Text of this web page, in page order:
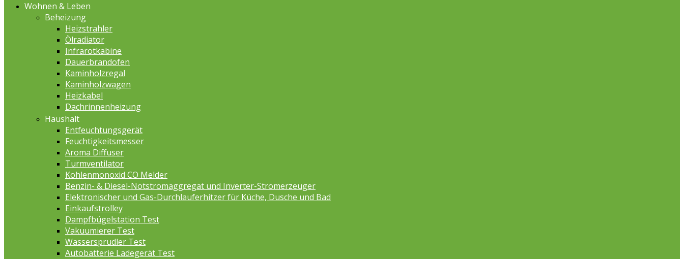
Wohnen & Leben
Beheizung
Heizstrahler
Ölradiator
Infrarotkabine
Dauerbrandofen
Kaminholzregal
Kaminholzwagen
Heizkabel
Dachrinnenheizung
Haushalt
Entfeuchtungsgerät
Feuchtigkeitsmesser
Aroma Diffuser
Turmventilator
Kohlenmonoxid CO Melder
Benzin- & Diesel-Notstromaggregat und Inverter-Stromerzeuger
Elektronischer und Gas-Durchlauferhitzer für Küche, Dusche und Bad
Einkaufstrolley
Dampfbügelstation Test
Vakuumierer Test
Wassersprudler Test
Autobatterie Ladegerät Test